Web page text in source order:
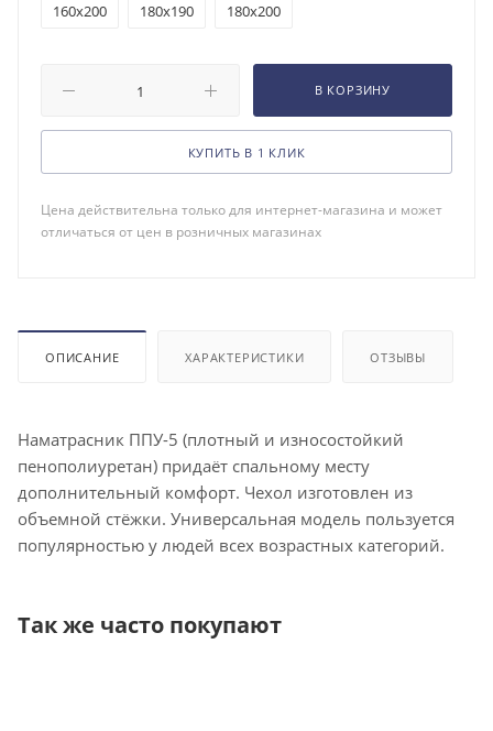
160x200 180x190 180x200
В КОРЗИНУ
КУПИТЬ В 1 КЛИК
Цена действительна только для интернет-магазина и может
отличаться от цен в розничных магазинах
ОПИСАНИЕ ХАРАКТЕРИСТИКИ ОТЗЫВЫ
Наматрасник ППУ-5 (плотный и износостойкий
пенополиуретан) придаёт спальному месту
дополнительный комфорт. Чехол изготовлен из
объемной стёжки. Универсальная модель пользуется
популярностью у людей всех возрастных категорий.
Так же часто покупают